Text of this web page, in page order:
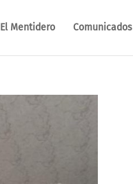
El Mentidero Comunicados